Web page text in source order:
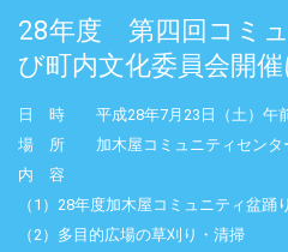
28年度 第四回コミ
び町内文化委員会開
日 時 平成28年7月23日（土）午前
場 所 加木屋コミュニティセンタ
内 容
（1）28年度加木屋コミュニティ盆
（2）多目的広場の草刈り・清掃